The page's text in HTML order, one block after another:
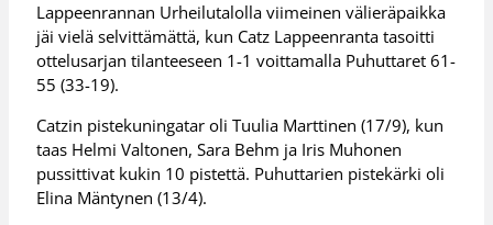
Lappeenrannan Urheilutalolla viimeinen välieräpaikka
jäi vielä selvittämättä, kun Catz Lappeenranta tasoitti
ottelusarjan tilanteeseen 1-1 voittamalla Puhuttaret 61-
55 (33-19).
Catzin pistekuningatar oli Tuulia Marttinen (17/9), kun
taas Helmi Valtonen, Sara Behm ja Iris Muhonen
pussittivat kukin 10 pistettä. Puhuttarien pistekärki oli
Elina Mäntynen (13/4).